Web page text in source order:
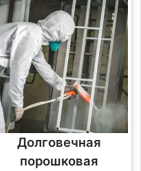
Долговечная
порошковая